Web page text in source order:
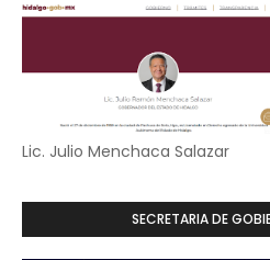
Lic. Julio Menchaca Salazar
SECRETARIA DE